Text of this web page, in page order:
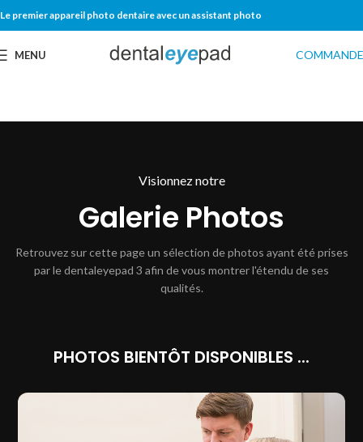
Le premier appareil photo dentaire avec un assistant photo
MENU
Visionnez notre
Galerie Photos
Retrouvez sur cette page un sélection de photos ayant été prises
par le dentaleyepad 3 afin de vous montrer l'étendu de ses
qualités.
PHOTOS BIENTÔT DISPONIBLES ...